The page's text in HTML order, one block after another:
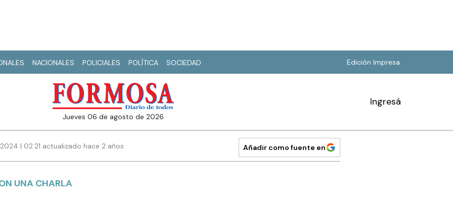
NACIONALES POLICIALES POLÍTICA SOCIEDAD Edición Impresa
jueves 06 de agosto de 2026
Ingresá
| 02:21 actualizado hace 2 años Añadir como fuente en
UNA CHARLA